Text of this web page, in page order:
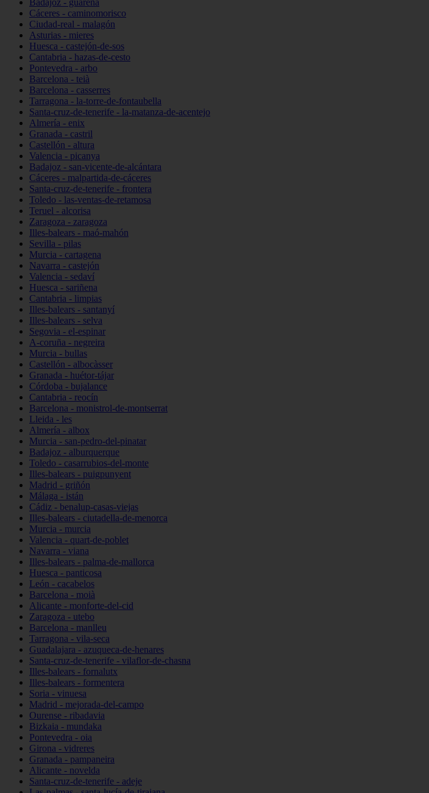
Badajoz - guareña
Cáceres - caminomorisco
Ciudad-real - malagón
Asturias - mieres
Huesca - castejón-de-sos
Cantabria - hazas-de-cesto
Pontevedra - arbo
Barcelona - teià
Barcelona - casserres
Tarragona - la-torre-de-fontaubella
Santa-cruz-de-tenerife - la-matanza-de-acentejo
Almería - enix
Granada - castril
Castellón - altura
Valencia - picanya
Badajoz - san-vicente-de-alcántara
Cáceres - malpartida-de-cáceres
Santa-cruz-de-tenerife - frontera
Toledo - las-ventas-de-retamosa
Teruel - alcorisa
Zaragoza - zaragoza
Illes-balears - maó-mahón
Sevilla - pilas
Murcia - cartagena
Navarra - castejón
Valencia - sedaví
Huesca - sariñena
Cantabria - limpias
Illes-balears - santanyí
Illes-balears - selva
Segovia - el-espinar
A-coruña - negreira
Murcia - bullas
Castellón - albocàsser
Granada - huétor-tájar
Córdoba - bujalance
Cantabria - reocín
Barcelona - monistrol-de-montserrat
Lleida - les
Almería - albox
Murcia - san-pedro-del-pinatar
Badajoz - alburquerque
Toledo - casarrubios-del-monte
Illes-balears - puigpunyent
Madrid - griñón
Málaga - istán
Cádiz - benalup-casas-viejas
Illes-balears - ciutadella-de-menorca
Murcia - murcia
Valencia - quart-de-poblet
Navarra - viana
Illes-balears - palma-de-mallorca
Huesca - panticosa
León - cacabelos
Barcelona - moià
Alicante - monforte-del-cid
Zaragoza - utebo
Barcelona - manlleu
Tarragona - vila-seca
Guadalajara - azuqueca-de-henares
Santa-cruz-de-tenerife - vilaflor-de-chasna
Illes-balears - fornalutx
Illes-balears - formentera
Soria - vinuesa
Madrid - mejorada-del-campo
Ourense - ribadavia
Bizkaia - mundaka
Pontevedra - oia
Girona - vidreres
Granada - pampaneira
Alicante - novelda
Santa-cruz-de-tenerife - adeje